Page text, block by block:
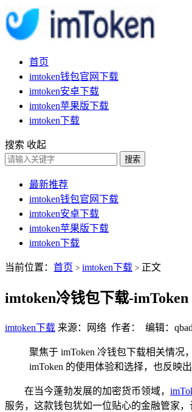
首页
imtoken钱包官网下载
imtoken安卓下载
imtoken苹果版下载
imtoken下载
搜索 收起
搜索
最新推荐
imtoken钱包官网下载
imtoken安卓下载
imtoken苹果版下载
imtoken下载
当前位置： 首页 > imtoken下载 > 正文
imtoken冷钱包下载-
imtoken下载 来源：网络 作者： 编辑：
聚焦于 imToken 冷钱包下载相关情
imToken 的使用体验和选择，也反映
在当今蓬勃发展的加密货币领域，
服务，这款钱包犹如一位贴心的金融管家